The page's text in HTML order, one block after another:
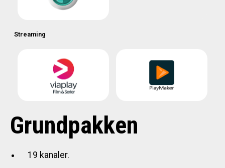
Streaming
Grundpakken
19 kanaler.